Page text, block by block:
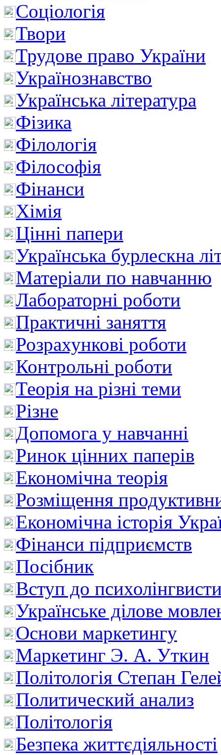
Соціологія
Твори
Трудове право України
Українознавство
Українська література
Фізика
Філологія
Філософія
Фінанси
Хімія
Цінні папери
Українська бурлескна
Матеріали по навчанню
Лабораторні роботи
Практичні заняття
Розрахункові роботи
Контрольні роботи
Теорія на різні теми
Різне
Допомога у навчанні
Ринок цінних паперів
Економічна теорія
Розміщення
Економічна історія
Фінанси підприємств
Посібник
Вступ до
Українське ділове
Основи маркетингу
Маркетинг Э. А. Уткин
Політологія Степан
Политический анализ
Політологія
Безпека життєдіяльності